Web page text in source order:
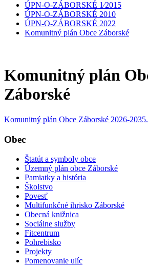
ÚPN-O-ZÁBORSKÉ 1⁄2015
ÚPN-O-ZÁBORSKÉ 2010
ÚPN-O-ZÁBORSKÉ 2022
Komunitný plán Obce Záborské
Komunitný plán
Záborské
Komunitný plán Obce Záborské 2026-
Obec
Štatút a symboly obce
Územný plán obce Záborské
Pamiatky a história
Školstvo
Povesť
Multifunkčné ihrisko Záborské
Obecná knižnica
Sociálne služby
Fitcentrum
Pohrebisko
Projekty
Pomenovanie ulíc